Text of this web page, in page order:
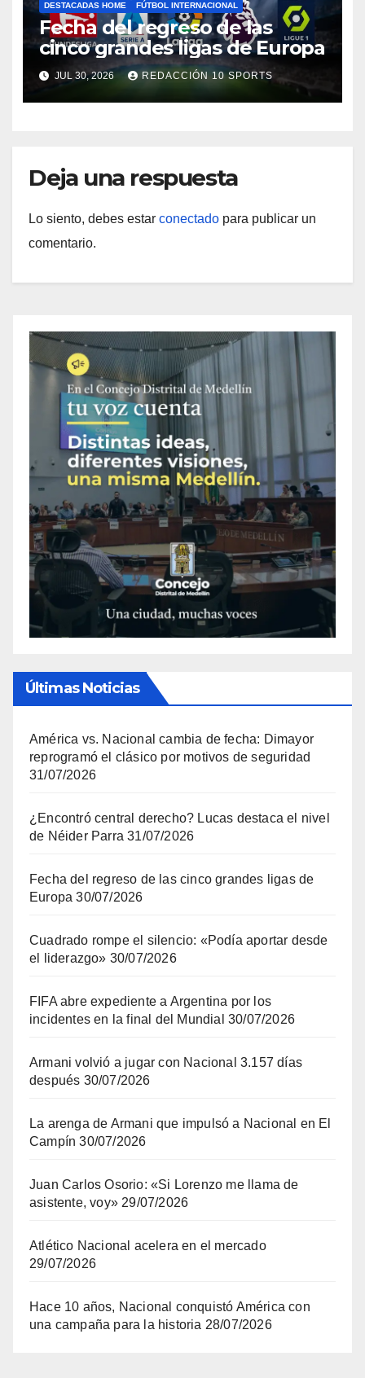
DESTACADAS HOME FÚTBOL INTERNACIONAL
Fecha del regreso de las
cinco grandes ligas de Europa
JUL 30, 2026 REDACCIÓN 10 SPORTS
Deja una respuesta
Lo siento, debes estar conectado para publicar un
comentario.
Últimas Noticias
América vs. Nacional cambia de fecha: Dimayor
reprogramó el clásico por motivos de seguridad
31/07/2026
¿Encontró central derecho? Lucas destaca el nivel
de Néider Parra 31/07/2026
Fecha del regreso de las cinco grandes ligas de
Europa 30/07/2026
Cuadrado rompe el silencio: «Podía aportar desde
el liderazgo» 30/07/2026
FIFA abre expediente a Argentina por los
incidentes en la final del Mundial 30/07/2026
Armani volvió a jugar con Nacional 3.157 días
después 30/07/2026
La arenga de Armani que impulsó a Nacional en El
Campín 30/07/2026
Juan Carlos Osorio: «Si Lorenzo me llama de
asistente, voy» 29/07/2026
Atlético Nacional acelera en el mercado
29/07/2026
Hace 10 años, Nacional conquistó América con
una campaña para la historia 28/07/2026